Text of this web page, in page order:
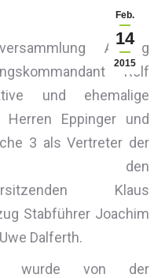
Feb.
14
2015
Anfang
Rolf
und ehemalige
Herren Eppinger und
3 als Vertreter der
den
Klaus
Stabführer Joachim
Dalferth.
wurde von der